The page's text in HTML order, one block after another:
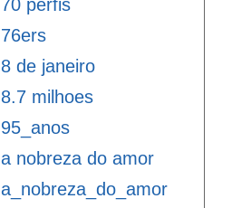
70 perfis
76ers
8 de janeiro
8.7 milhoes
95_anos
a nobreza do amor
a_nobreza_do_amor